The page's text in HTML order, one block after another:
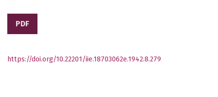
PDF
https://doi.org/10.22201/iie.18703062e.1942.8.279